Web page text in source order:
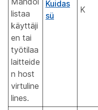
listaa
käyttäji
en tai
työtilaa
laitteide
n host
virtuline
lines.
Kuidas
sü
K